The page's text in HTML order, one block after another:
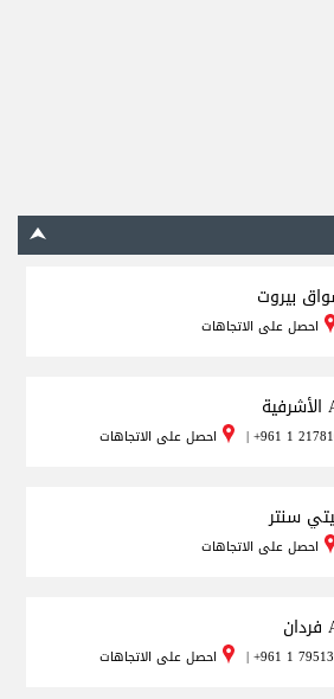
بيروت
احصل على الاتجاهات
+961 1
| احصل على الاتجاهات
سنتر
احصل على الاتجاهات
+961 1
| احصل على الاتجاهات